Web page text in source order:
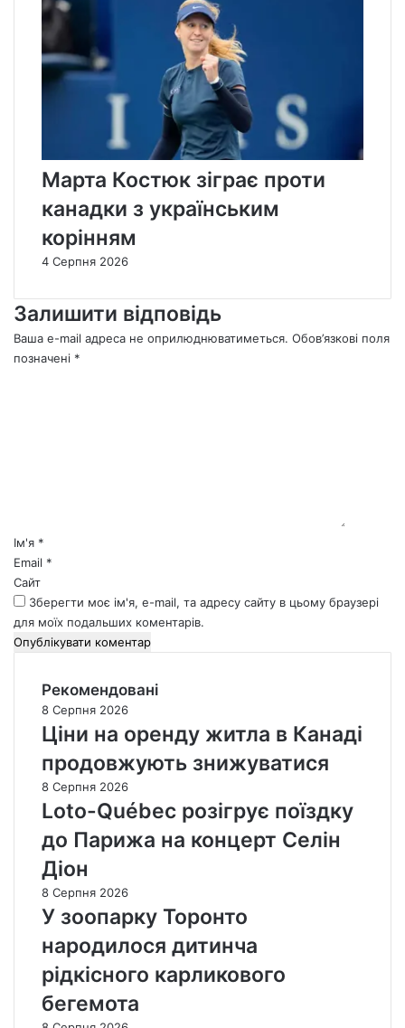
Марта Костюк зіграє проти
канадки з українським
корінням
4 Серпня 2026
Залишити відповідь
Ваша e-mail адреса не оприлюднюватиметься. Обов’язкові поля
позначені *
*
Ім'я *
Email *
Сайт
Зберегти моє ім'я, e-mail, та адресу сайту в цьому браузері
для моїх подальших коментарів.
Рекомендовані
8 Серпня 2026
Ціни на оренду житла в Канаді
продовжують знижуватися
8 Серпня 2026
Loto-Québec розігрує поїздку
до Парижа на концерт Селін
Діон
8 Серпня 2026
У зоопарку Торонто
народилося дитинча
рідкісного карликового
бегемота